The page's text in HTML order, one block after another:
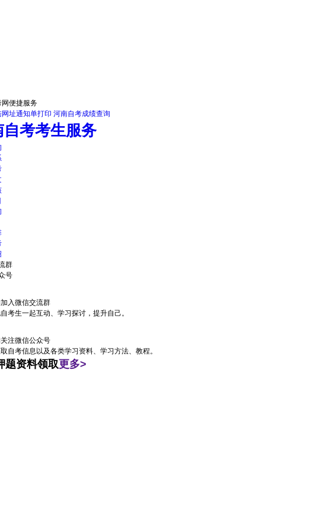
网便捷服务
网址通知单打印 河南自考成绩查询
自考考生服务
群
号
入微信交流群
考生一起互动、学习探讨，提升自己。
注微信公众号
自考信息以及各类学习资料、学习方法、教程。
题资料领取更多>